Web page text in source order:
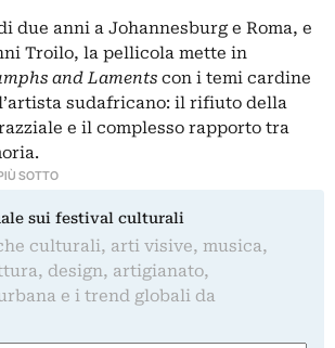
due anni a Johannesburg e Roma, e
Troilo, la pellicola mette in
and Laments con i temi cardine
sudafricano: il rifiuto della
e il complesso rapporto tra
SOTTO
sui festival culturali
culturali, arti visive, musica,
design, artigianato,
e i trend globali da